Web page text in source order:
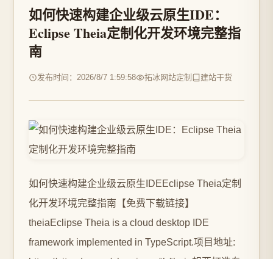
如何快速构建企业级云原生IDE：
Eclipse Theia定制化开发环境完整指
南
发布时间：2026/8/7 1:59:58 拓冰网站定制 建站干货
如何快速构建企业级云原生IDEEclipse Theia定制
化开发环境完整指南【免费下载链接】
theiaEclipse Theia is a cloud desktop IDE
framework implemented in TypeScript.项目地址: